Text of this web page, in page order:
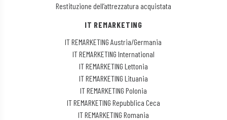
Restituzione dell’attrezzatura acquistata
IT REMARKETING
IT REMARKETING Austria/Germania
IT REMARKETING International
IT REMARKETING Lettonia
IT REMARKETING Lituania
IT REMARKETING Polonia
IT REMARKETING Repubblica Ceca
IT REMARKETING Romania